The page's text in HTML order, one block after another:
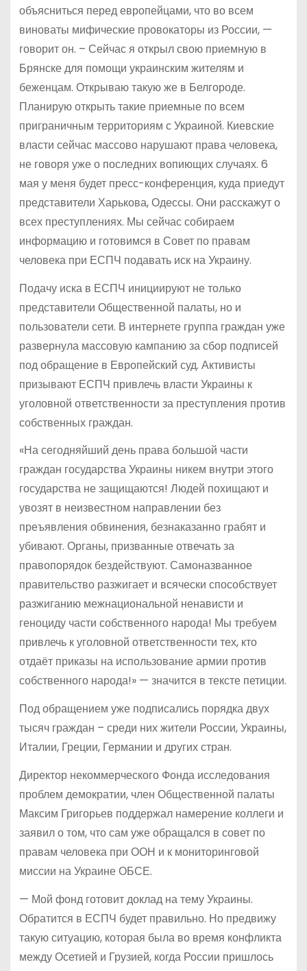
объясниться перед европейцами, что во всем
виноваты мифические провокаторы из России, —
говорит он. – Сейчас я открыл свою приемную в
Брянске для помощи украинским жителям и
беженцам. Открываю такую же в Белгороде.
Планирую открыть такие приемные по всем
приграничным территориям с Украиной. Киевские
власти сейчас массово нарушают права человека,
не говоря уже о последних вопиющих случаях. 6
мая у меня будет пресс-конференция, куда приедут
представители Харькова, Одессы. Они расскажут о
всех преступлениях. Мы сейчас собираем
информацию и готовимся в Совет по правам
человека при ЕСПЧ подавать иск на Украину.
Подачу иска в ЕСПЧ инициируют не только
представители Общественной палаты, но и
пользователи сети. В интернете группа граждан уже
развернула массовую кампанию за сбор подписей
под обращение в Европейский суд. Активисты
призывают ЕСПЧ привлечь власти Украины к
уголовной ответственности за преступления против
собственных граждан.
«На сегодняйший день права большой части
граждан государства Украины никем внутри этого
государства не защищаются! Людей похищают и
увозят в неизвестном направлении без
преъявления обвинения, безнаказанно грабят и
убивают. Органы, призванные отвечать за
правопорядок бездействуют. Самоназванное
правительство разжигает и всячески способствует
разжиганию межнациональной ненависти и
геноциду части собственного народа! Мы требуем
привлечь к уголовной ответственности тех, кто
отдаёт приказы на использование армии против
собственного народа!» — значится в тексте петиции.
Под обращением уже подписались порядка двух
тысяч граждан – среди них жители России, Украины,
Италии, Греции, Германии и других стран.
Директор некоммерческого Фонда исследования
проблем демократии, член Общественной палаты
Максим Григорьев поддержал намерение коллеги и
заявил о том, что сам уже обращался в совет по
правам человека при ООН и к мониторинговой
миссии на Украине ОБСЕ.
— Мой фонд готовит доклад на тему Украины.
Обратится в ЕСПЧ будет правильно. Но предвижу
такую ситуацию, которая была во время конфликта
между Осетией и Грузией, когда России пришлось